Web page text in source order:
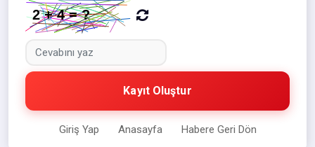
Kayıt Oluştur
Giriş Yap Anasayfa Habere Geri Dön